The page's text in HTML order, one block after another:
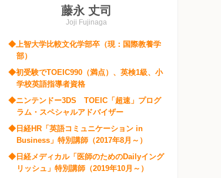
藤永 丈司
Joji Fujinaga
◆上智大学比較文化学部卒（現：国際教養学
部）
◆初受験でTOEIC990（満点）、英検1級、小
学校英語指導者資格
◆ニンテンドー3DS TOEIC「超速」プログ
ラム・スペシャルアドバイザー
◆日経HR「英語コミュニケーション in
Business」特別講師（2017年8月～）
◆日経メディカル「医師のためのDailyイング
リッシュ」特別講師（2019年10月～）